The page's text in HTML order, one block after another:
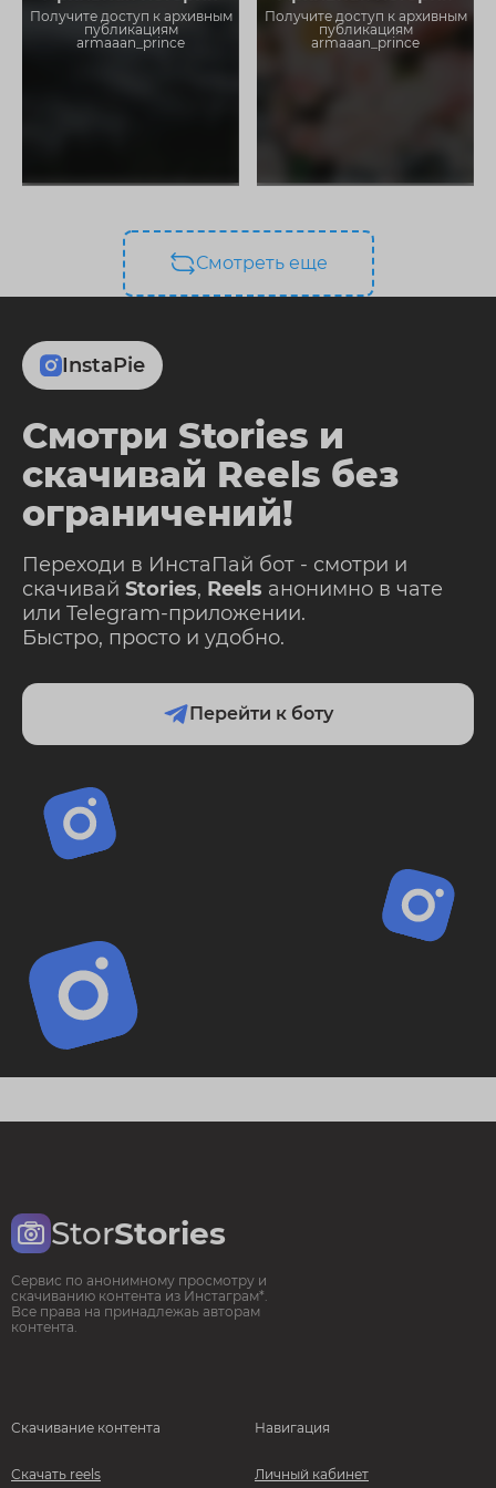
Получите доступ к архивным
публикациям
armaaan_prince
Получите доступ к архивным
публикациям
armaaan_prince
Смотреть еще
InstaPie
Смотри Stories и
скачивай Reels без
ограничений!
Переходи в ИнстаПай бот - смотри и
скачивай Stories, Reels анонимно в чате
или Telegram-приложении.
Быстро, просто и удобно.
Перейти к боту
StorStories
Сервис по анонимному просмотру и
скачиванию контента из Инстаграм*.
Все права на принадлежаь авторам
контента.
Скачивание контента
Скачать reels
Навигация
Личный кабинет